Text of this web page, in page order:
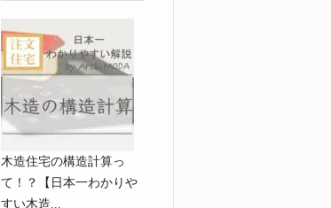
木造住宅の構造計算っ
て！？【日本一わかりや
すい木造...